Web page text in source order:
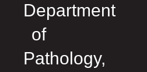
Department
of
Pathology,